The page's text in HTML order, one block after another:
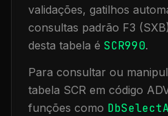
validações, gatilhos
consultas padrão F3
desta tabela é SCR990.
Para consultar ou
tabela SCR em código
funções como